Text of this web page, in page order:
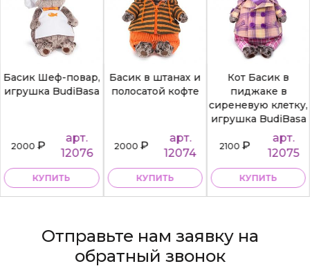
Басик Шеф-повар,
игрушка BudiBasa
2000₽
арт.
12076
КУПИТЬ
Басик в штанах и
полосатой кофте
2000₽
арт.
12074
КУПИТЬ
Кот Басик в
пиджаке в
сиреневую клетку,
игрушка BudiBasa
2100₽
арт.
12075
КУПИТЬ
Отправьте нам заявку на
обратный звонок